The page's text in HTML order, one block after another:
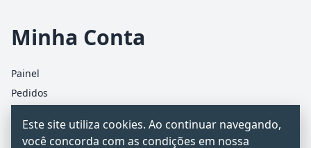
Minha Conta
Painel
Pedidos
Carrinho
Este site utiliza cookies. Ao continuar navegando,
você concorda com as condições em nossa